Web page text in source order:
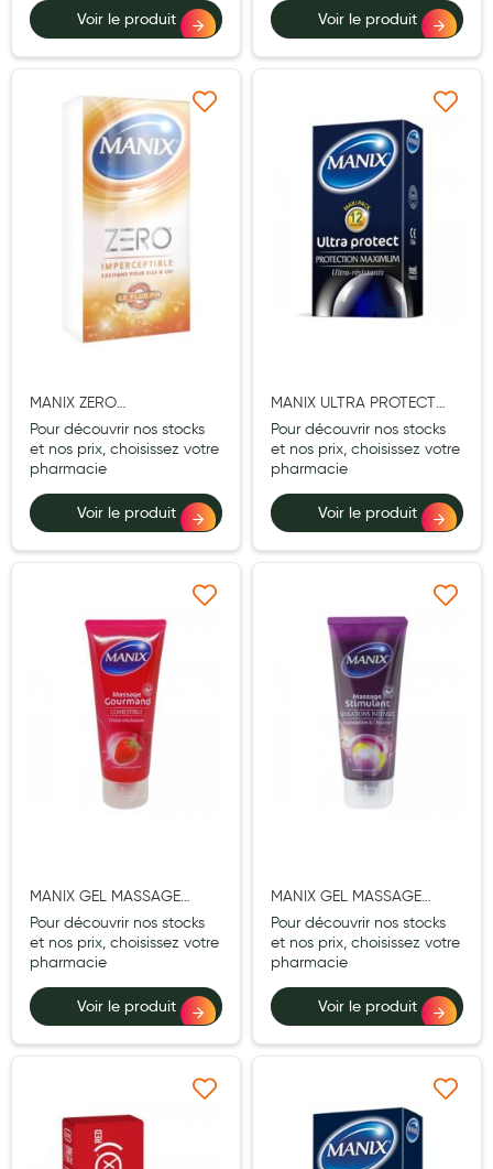
Hygiène nasale
Nutrition clinique
Solaire et moustique
Piqûres insectes
Soins jambes lourdes
Contactologie
Accessoires pieds et semelles
Douleurs articulaires et musculaires
Anti acariens, anti gale, anti tiques, insectifuges
Vétérinaire
Incontinence
Piluliers
Matériel medical
Cannes
Prothèses mammaires externes
Médication familiale
Orthopédie
Voir le produit Voir le produit
MANIX ZERO
IMPERCEPTIBLE EXCITANT
PRESERVATIF 12
Pour découvrir nos stocks
et nos prix, choisissez votre
pharmacie
Voir le produit
Ajouter à ma liste d’envie
MANIX ULTRA PROTECT
PRESERVATIF 14
Pour découvrir nos stocks
et nos prix, choisissez votre
pharmacie
Voir le produit
Ajouter à ma liste
MANIX GEL MASSAGE
GOURMAND FRAISE
ONCTUEUSE 200ML
Pour découvrir nos stocks
et nos prix, choisissez votre
pharmacie
Voir le produit
Ajouter à ma liste d’envie
MANIX GEL MASSAGE
STIMULANT 200ML
Pour découvrir nos stocks
et nos prix, choisissez votre
pharmacie
Voir le produit
Ajouter à ma liste
Ajouter à ma liste d’envie Ajouter à ma liste